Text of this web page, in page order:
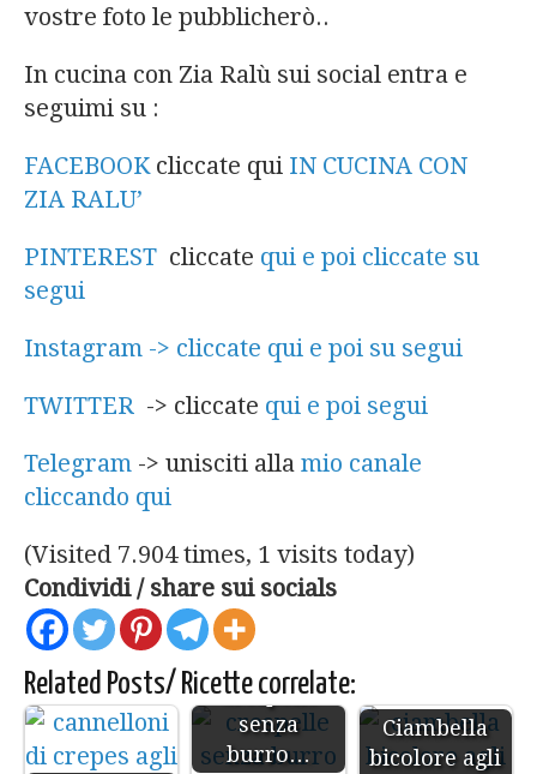
vostre foto le pubblicherò..
In cucina con Zia Ralù sui social entra e
seguimi su :
FACEBOOKcliccate qui IN CUCINA CON
ZIA RALU’
PINTEREST cliccate qui e poi cliccate su
segui
Instagram -> cliccate qui e poi su segui
TWITTER -> cliccate qui e poi segui
Telegram -> unisciti alla mio canale
cliccando qui
(Visited 7.904 times, 1 visits today)
Condividi / share sui socials
Related Posts/ Ricette correlate:
Crespelle
senza
burro…
Ciambella
bicolore agli